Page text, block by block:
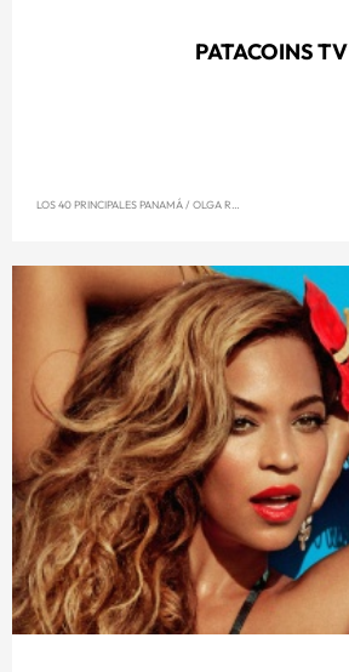
PATACOINS TV
LOS 40 PRINCIPALES PANAMÁ/ OLGA REYNA